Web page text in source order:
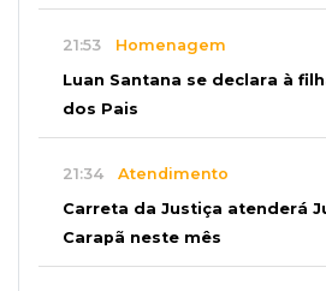
21:53 Homenagem
Luan Santana se declara à
dos Pais
21:34 Atendimento
Carreta da Justiça atenderá
Carapã neste mês